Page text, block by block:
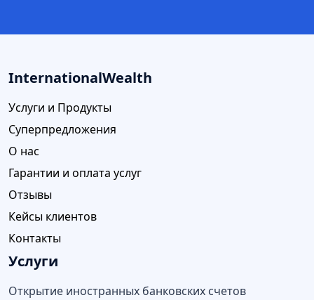
InternationalWealth
Услуги и Продукты
Суперпредложения
О нас
Гарантии и оплата услуг
Отзывы
Кейсы клиентов
Контакты
Услуги
Открытие иностранных банковских счетов